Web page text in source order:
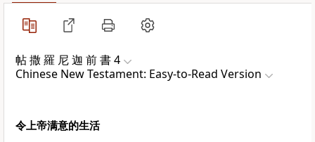
帖 撒 羅 尼 迦 前 書 4
Chinese New Testament: Easy-to-Read Version
令上帝满意的生活